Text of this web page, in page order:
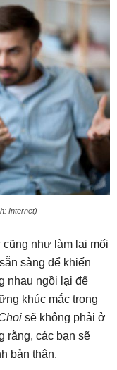
Internet)
như làm lại mối
sàng để khiến
nhau ngồi lại để
khúc mắc trong
sẽ không phải ở
rằng, các bạn sẽ
bản thân.